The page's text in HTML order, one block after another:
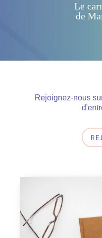
Le
de
Rejoignez-nous